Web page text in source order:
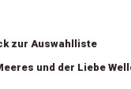
zur Auswahlliste
und der Liebe